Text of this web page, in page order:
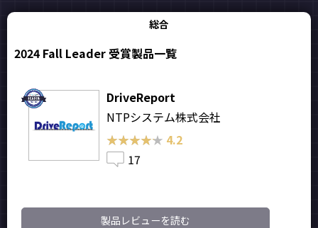
総合
2024 Fall Leader 受賞製品一覧
DriveReport
NTPシステム株式会社
★★★★★
★★★★★ 4.2
17
製品レビューを読む